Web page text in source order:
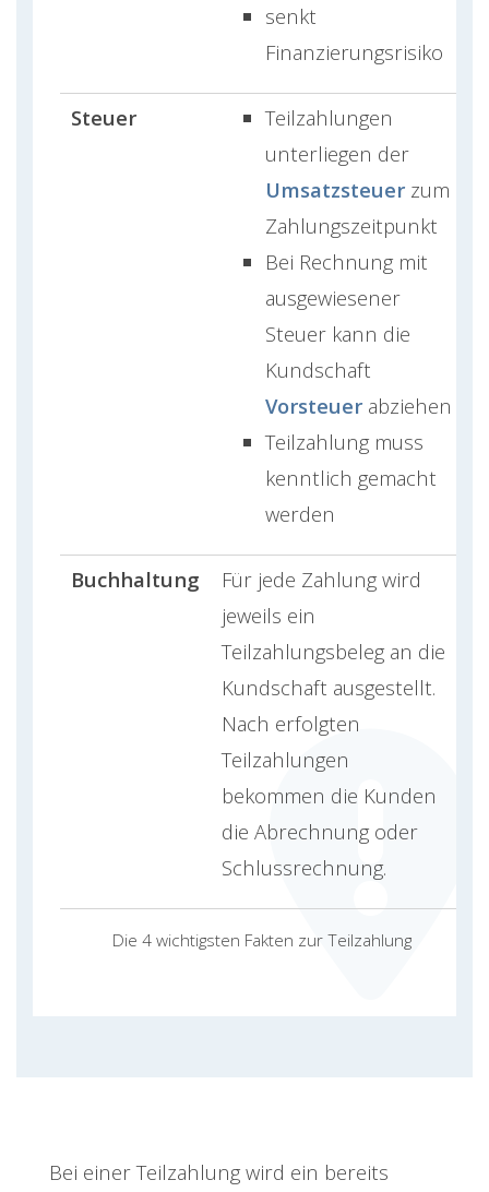
Die 4 wichtigsten Fakten zur Teilzahlung
senkt
Finanzierungsrisiko
Steuer
Teilzahlungen
unterliegen der
Umsatzsteuer zum
Zahlungszeitpunkt
Bei Rechnung mit
ausgewiesener
Steuer kann die
Kundschaft
Vorsteuer abziehen
Teilzahlung muss
kenntlich gemacht
werden
Buchhaltung
Für jede Zahlung wird
jeweils ein
Teilzahlungsbeleg an die
Kundschaft ausgestellt.
Nach erfolgten
Teilzahlungen
bekommen die Kunden
die Abrechnung oder
Schlussrechnung.
Bei einer Teilzahlung wird ein bereits